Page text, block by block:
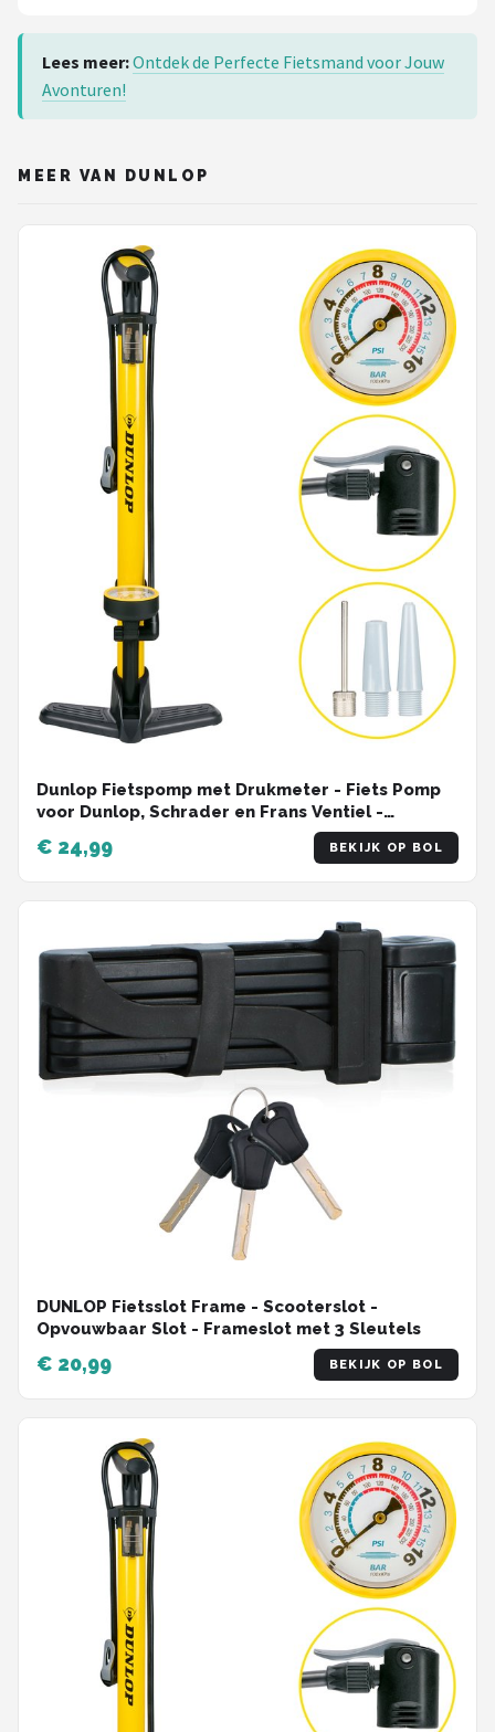
Lees meer:Ontdek de Perfecte Fietsmand voor Jouw
Avonturen!
MEER VAN DUNLOP
Dunlop Fietspomp met Drukmeter - Fiets Pomp
voor Dunlop, Schrader en Frans Ventiel -
Staande Pomp Incl. Adaptoren voor
Waterspeelgoed en Ballen
€ 24,99 BEKIJK OP BOL
DUNLOP Fietsslot Frame - Scooterslot -
Opvouwbaar Slot - Frameslot met 3 Sleutels
€ 20,99 BEKIJK OP BOL